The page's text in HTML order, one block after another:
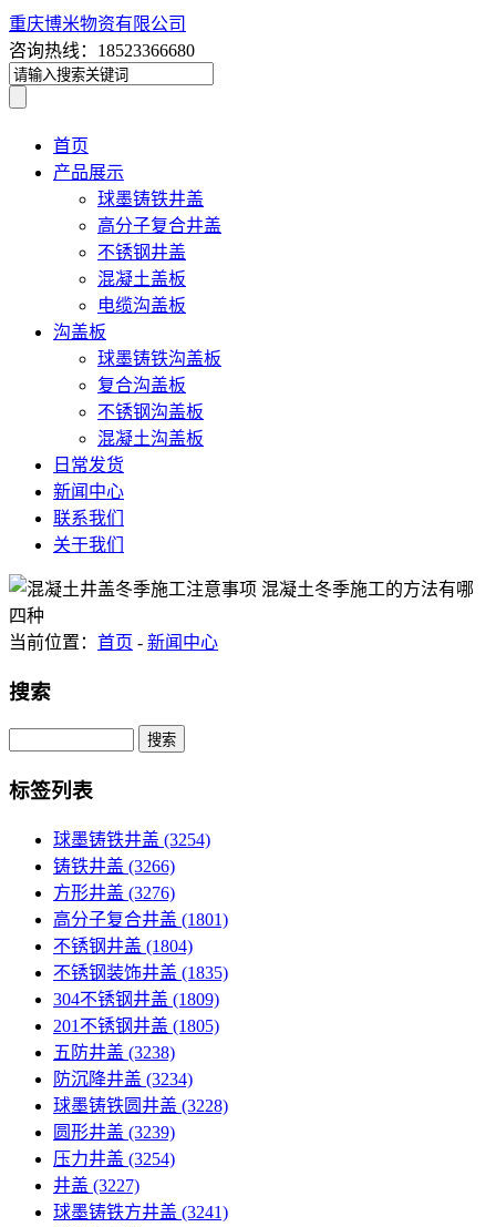
重庆博米物资有限公司
咨询热线：18523366680
首页
产品展示
球墨铸铁井盖
高分子复合井盖
不锈钢井盖
混凝土盖板
电缆沟盖板
沟盖板
球墨铸铁沟盖板
复合沟盖板
不锈钢沟盖板
混凝土沟盖板
日常发货
新闻中心
联系我们
关于我们
当前位置： 首页 - 新闻中心
搜索
Search
标签列表
球墨铸铁井盖 (3254)
铸铁井盖 (3266)
方形井盖 (3276)
高分子复合井盖 (1801)
不锈钢井盖 (1804)
不锈钢装饰井盖 (1835)
304不锈钢井盖 (1809)
201不锈钢井盖 (1805)
五防井盖 (3238)
防沉降井盖 (3234)
球墨铸铁圆井盖 (3228)
圆形井盖 (3239)
压力井盖 (3254)
井盖 (3227)
球墨铸铁方井盖 (3241)